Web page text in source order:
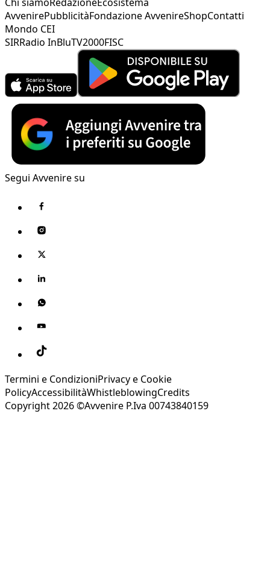
AvvenirePubblicitàFondazione AvvenireShopContatti
Mondo CEI
SIRRadio InBluTV2000FISC
Segui Avvenire su
Termini e CondizioniPrivacy e Cookie
PolicyAccessibilitàWhistleblowingCredits
Copyright 2026 ©Avvenire P.Iva 00743840159